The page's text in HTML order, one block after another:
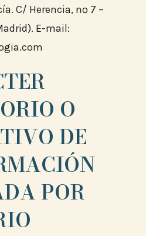
C/ Herencia, nº 7 –
E-mail:
O
DE
POR